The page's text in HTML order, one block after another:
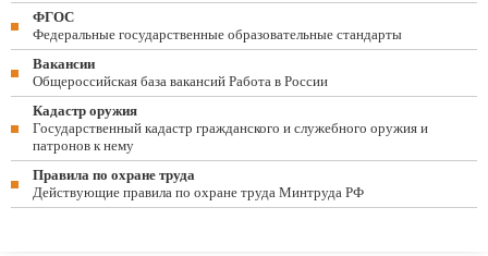
ФГОС
Федеральные государственные образовательные стандарты
Вакансии
Общероссийская база вакансий Работа в России
Кадастр оружия
Государственный кадастр гражданского и служебного оружия и
патронов к нему
Правила по охране труда
Действующие правила по охране труда Минтруда РФ